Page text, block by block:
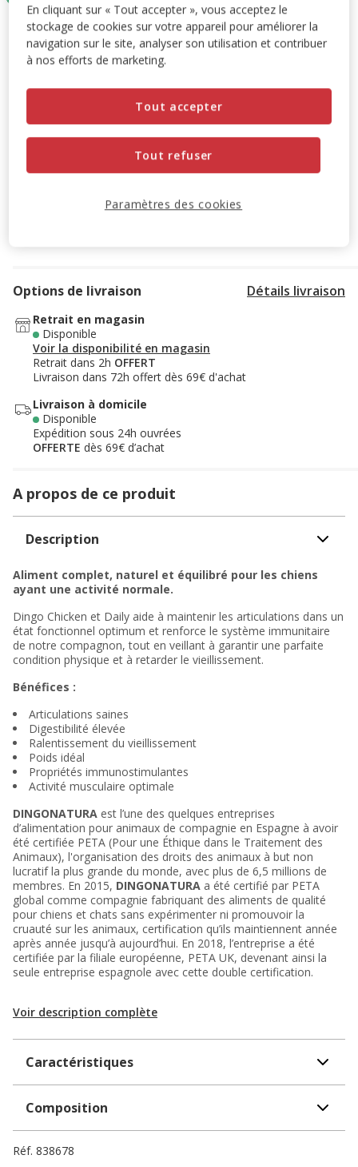
-10% sur votre première commande* avec votre Carte
Animalis. Offre non cumulable aux autres promotions en
Voir conditions
Code:
Prix 14.99€, 4.99 EUR par kg
14.99€ (4.99€ / kg)
Options de livraison Détails livraison
Retrait en magasin
Disponible
Voir la disponibilité en magasin
Retrait dans 2h OFFERT
Livraison dans 72h offert dès 69€ d'achat
Livraison à domicile
Disponible
Expédition sous 24h ouvrées
OFFERTE dès 69€ d’achat
A propos de ce produit
Description
Aliment complet, naturel et équilibré pour les chiens
ayant une activité normale.
Dingo Chicken et Daily aide à maintenir les articulations dans un
état fonctionnel optimum et renforce le système immunitaire
de notre compagnon, tout en veillant à garantir une parfaite
condition physique et à retarder le vieillissement.
Bénéfices :
Articulations saines
Digestibilité élevée
Ralentissement du vieillissement
Poids idéal
Propriétés immunostimulantes
Activité musculaire optimale
DINGONATURA est l’une des quelques entreprises
d’alimentation pour animaux de compagnie en Espagne à avoir
été certifiée PETA (Pour une Éthique dans le Traitement des
Animaux), l'organisation des droits des animaux à but non
lucratif la plus grande du monde, avec plus de 6,5 millions de
membres. En 2015, DINGONATURA a été certifié par PETA
global comme compagnie fabriquant des aliments de qualité
pour chiens et chats sans expérimenter ni promouvoir la
cruauté sur les animaux, certification qu’ils maintiennent année
après année jusqu’à aujourd’hui. En 2018, l’entreprise a été
certifiée par la filiale européenne, PETA UK, devenant ainsi la
seule entreprise espagnole avec cette double certification.
Voir description complète
Caractéristiques
Composition
Réf. 838678
En cliquant sur « Tout accepter », vous acceptez le
stockage de cookies sur votre appareil pour améliorer la
navigation sur le site, analyser son utilisation et contribuer
à nos efforts de marketing.
Tout refuser
Tout accepter
Paramètres des cookies